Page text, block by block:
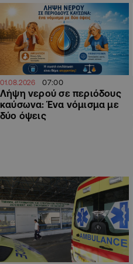
01.08.2026 07:00
Λήψη νερού σε περιόδους
καύσωνα: Ένα νόμισμα με
δύο όψεις